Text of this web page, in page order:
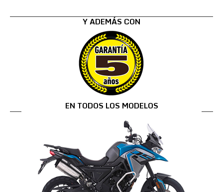
Y ADEMÁS CON
EN TODOS LOS MODELOS